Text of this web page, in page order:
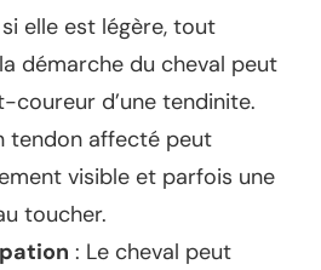
elle est légère, tout
démarche du cheval peut
coureur d’une tendinite.
tendon affecté peut
visible et parfois une
toucher.
: Le cheval peut